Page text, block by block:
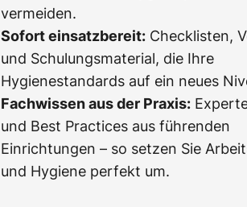
vermeiden.
Sofort einsatzbereit: Checklisten,
und Schulungsmaterial, die Ihre
Hygienestandards auf ein neues
Fachwissen aus der Praxis:
und Best Practices aus führenden
Einrichtungen – so setzen Sie
und Hygiene perfekt um.